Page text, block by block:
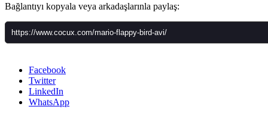
Bağlantıyı kopyala veya arkadaşlarınla paylaş:
Facebook
Twitter
LinkedIn
WhatsApp